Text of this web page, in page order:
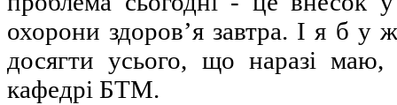
охорони здоров’я завтра. І я б у
досягти усього, що наразі
кафедрі БТМ.